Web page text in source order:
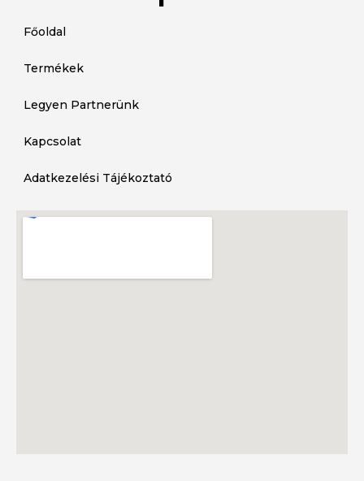
Főoldal
Termékek
Legyen Partnerünk
Kapcsolat
Adatkezelési Tájékoztató